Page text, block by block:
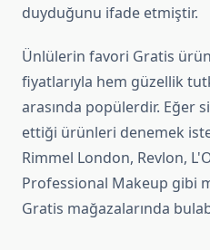
duyduğunu ifade etmiştir.
Ünlülerin favori Gratis
fiyatlarıyla hem güzellik
arasında popülerdir. Eğer
ettiği ürünleri denemek
Rimmel London, Revlon,
Professional Makeup gibi
Gratis mağazalarında